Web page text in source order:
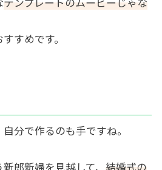
すめです。
分で作るのも手ですね。
郎新婦を見越して、 結婚式の